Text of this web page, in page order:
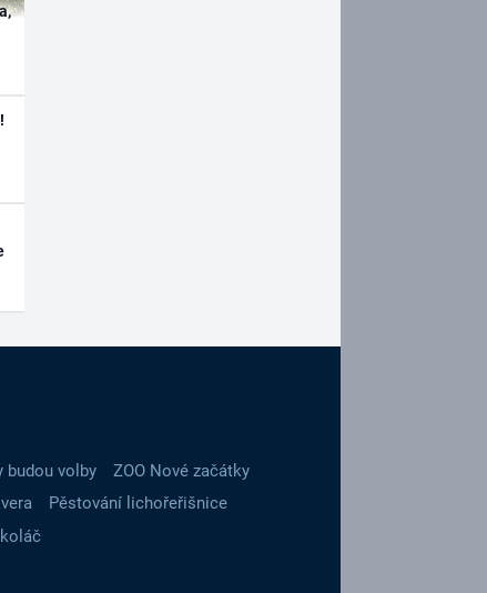
budou volby
ZOO Nové začátky
Pěstování lichořeřišnice